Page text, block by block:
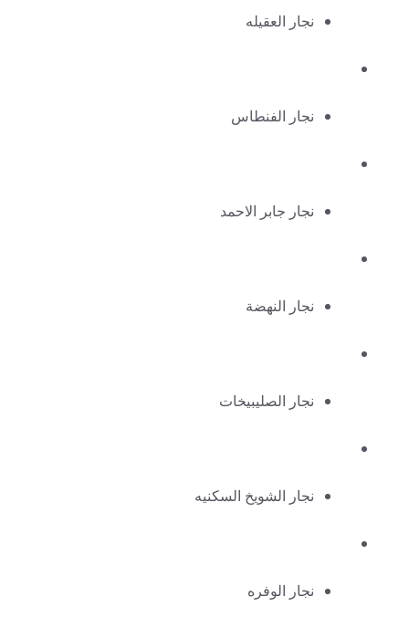
نجار العقيله
نجار الفنطاس
نجار جابر الاحمد
نجار النهضة
نجار الصليبيخات
نجار الشويخ السكنيه
نجار الوفره